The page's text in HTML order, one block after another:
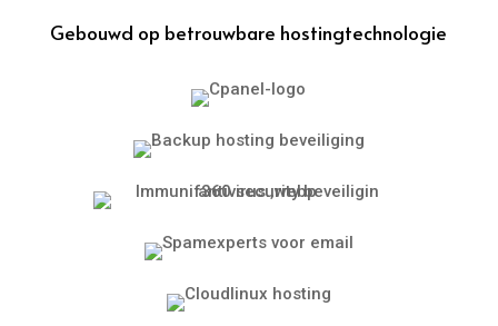
Gebouwd op betrouwbare hostingtechnologie